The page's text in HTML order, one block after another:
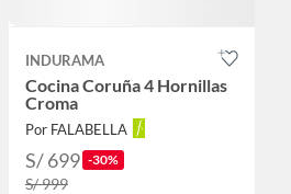
INDURAMA
Cocina Coruña 4 Hornillas
Croma
Por FALABELLA
S/ 699 -30%
S/ 999